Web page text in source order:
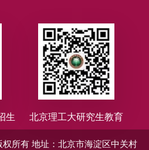
生 北京理工大研究生教育
权所有 地址：北京市海淀区中关村